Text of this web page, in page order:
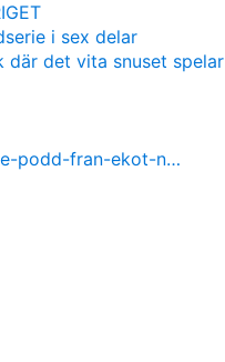
i sex delar
där det vita snuset spelar
podd-fran-ekot-n…